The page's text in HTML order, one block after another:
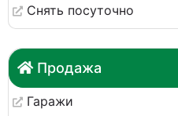
Снять посуточно
Продажа
Гаражи